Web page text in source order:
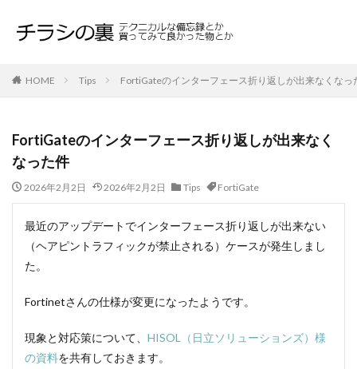
HOME Tips FortiGateのインターフェース折り返しが出来なくなっ
FortiGateのインターフェース折り返しが出来なく
なった件
2026年2月2日 2026年2月2日 Tips FortiGate
最近のアップデートでインターフェース折り返しが出来ない
（ヘアピントラフィックが禁止される）ケースが発生しまし
た。
Fortinetさんの仕様が変更になったようです。
現象と対応策について、 HISOL（日立ソリューションズ）様
の資料を共有しておきます。